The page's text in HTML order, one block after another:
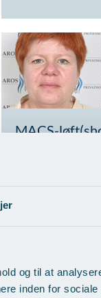
og til at
inden for
MACS-